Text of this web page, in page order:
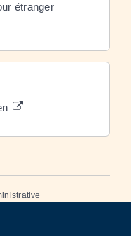
étranger